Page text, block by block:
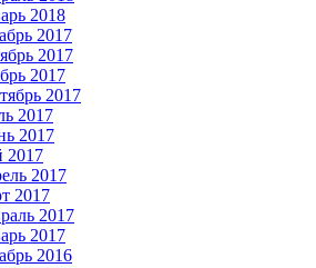
2018
2017
2017
2017
2017
2017
2017
2017
2017
2017
2017
2017
2016